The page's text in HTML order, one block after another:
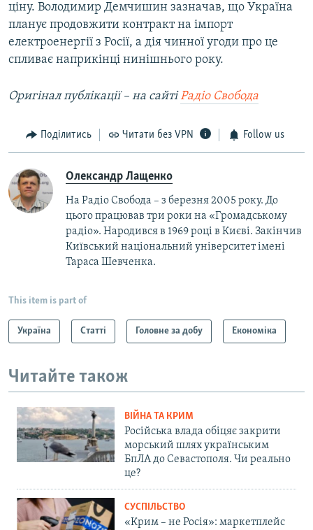
ціну. Володимир Демчишин зазначав, що Україна
планує продовжити контракт на імпорт
електроенергії з Росії, а дія чинної угоди про це
спливає наприкінці нинішнього року.
Оригінал публікації – на сайтіРадіо Свобода
Поділитись Читати без VPN Follow us
Олександр Лащенко
На Радіо Свобода – з березня 2005 року. До
цього працював три роки на «Громадському
радіо». Народився в 1969 році в Києві. Закінчив
Київський національний університет імені
Тараса Шевченка.
This item is part of
Україна Статті Головне за добу Економіка
Читайте також
ВІЙНА ТА КРИМ
Російська влада обіцяє закрити
морський шлях українським
БпЛА до Севастополя. Чи реально
це?
СУСПІЛЬСТВО
«Крим – не Росія»: маркетплейс